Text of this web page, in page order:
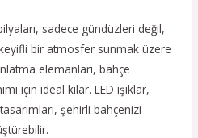
sadece gündüzleri değil,
bir atmosfer sunmak üzere
elemanları, bahçe
için ideal kılar. LED ışıklar,
şehirli bahçenizi